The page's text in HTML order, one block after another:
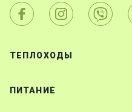
ТЕПЛОХОДЫ
ПИТАНИЕ